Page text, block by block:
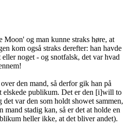
Moon' og man kunne straks høre, at
kom også straks derefter: han havde
noget - og snotfalsk, det var hvad
den mand, så derfor gik han på
elskede publikum. Det er den [i]will to
var den som holdt showet sammen,
mand stadig kan, så er det at holde en
heller ikke, at det bliver andet).